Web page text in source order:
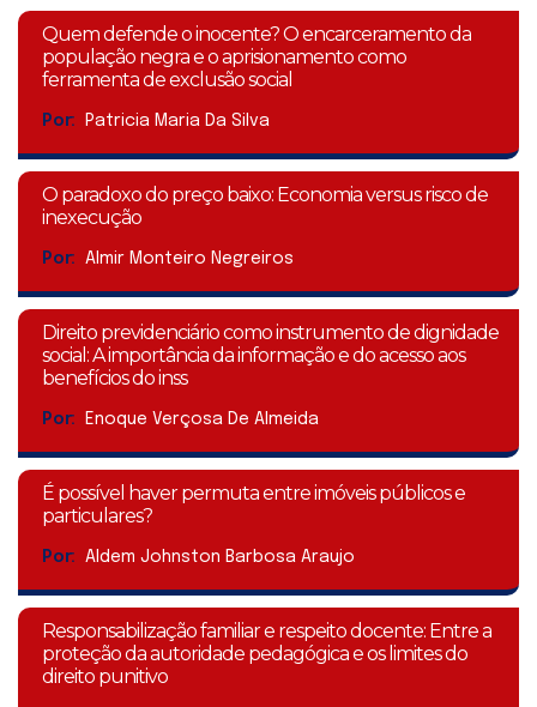
Quem defende o inocente? O encarceramento da
população negra e o aprisionamento como
ferramenta de exclusão social
Por: Patricia Maria Da Silva
O paradoxo do preço baixo: Economia versus risco de
inexecução
Por: Almir Monteiro Negreiros
Direito previdenciário como instrumento de dignidade
social: A importância da informação e do acesso aos
benefícios do inss
Por: Enoque Verçosa De Almeida
É possível haver permuta entre imóveis públicos e
particulares?
Por: Aldem Johnston Barbosa Araujo
Responsabilização familiar e respeito docente: Entre a
proteção da autoridade pedagógica e os limites do
direito punitivo